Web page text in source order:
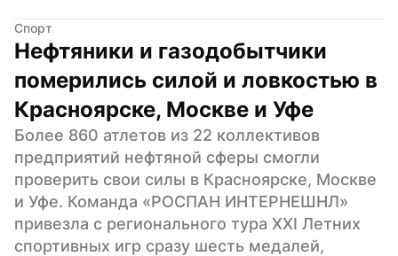
Спорт
Нефтяники и газодобытчики
померились силой и ловкостью в
Красноярске, Москве и Уфе
Более 860 атлетов из 22 коллективов
предприятий нефтяной сферы смогли
проверить свои силы в Красноярске, Москве
и Уфе. Команда «РОСПАН ИНТЕРНЕШНЛ»
привезла с регионального тура ХХI Летних
спортивных игр сразу шесть медалей,